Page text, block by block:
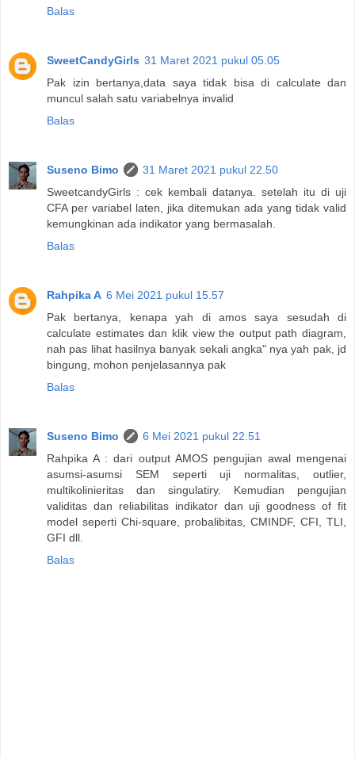
Balas
SweetCandyGirls 31 Maret 2021 pukul 05.05
Pak izin bertanya,data saya tidak bisa di calculate dan
muncul salah satu variabelnya invalid
Balas
Suseno Bimo
31 Maret 2021 pukul 22.50
SweetcandyGirls : cek kembali datanya. setelah itu di uji
CFA per variabel laten, jika ditemukan ada yang tidak valid
kemungkinan ada indikator yang bermasalah.
Balas
Rahpika A 6 Mei 2021 pukul 15.57
Pak bertanya, kenapa yah di amos saya sesudah di
calculate estimates dan klik view the output path diagram,
nah pas lihat hasilnya banyak sekali angka" nya yah pak, jd
bingung, mohon penjelasannya pak
Balas
Suseno Bimo
6 Mei 2021 pukul 22.51
Rahpika A : dari output AMOS pengujian awal mengenai
asumsi-asumsi SEM seperti uji normalitas, outlier,
multikolinieritas dan singulatiry. Kemudian pengujian
validitas dan reliabilitas indikator dan uji goodness of fit
model seperti Chi-square, probalibitas, CMINDF, CFI, TLI,
GFI dll.
Balas